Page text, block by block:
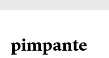
pimpante